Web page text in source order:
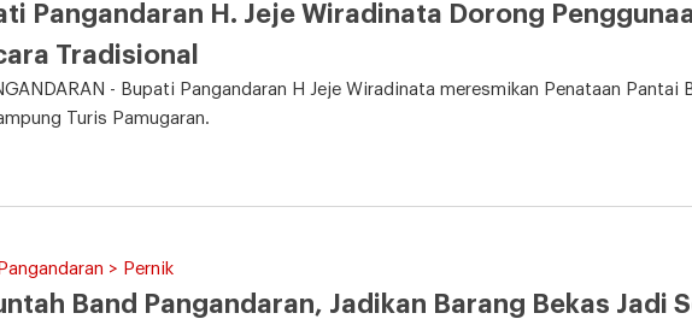
Pangandaran H. Jeje Wiradinata Dorong
Tradisional
- Bupati Pangandaran H Jeje Wiradinata meresmikan Penataan Pantai
Turis Pamugaran.
> Pernik
Band Pangandaran, Jadikan Barang Bekas Jadi